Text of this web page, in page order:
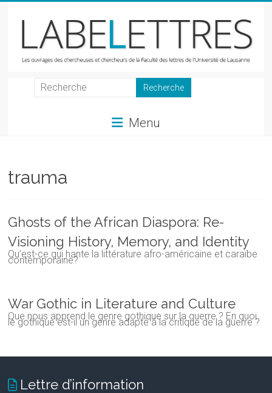
LabeLettres
et
chercheurs
Faculté
des
lettres
Menu
trauma
Ghosts of the African Diaspora: Re-
Visioning History, Memory, and Identity
Qu’est-ce qui hante la littérature afro-américaine et caraïbe
contemporaine?
War Gothic in Literature and Culture
Que nous apprend le genre gothique sur la guerre ? En quoi
le gothique est-il un genre adapté à la critique de la guerre ?
Lettre d’information